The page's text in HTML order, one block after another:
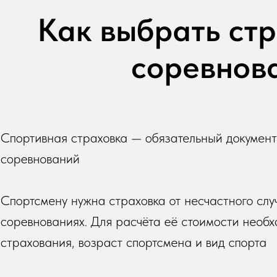
Как выбрать
Спортивная страховка — обязательный
соревнований
Спортсмену нужна страховка от несчастного
соревнованиях. Для расчёта её стоимости
страхования, возраст спортсмена и вид спорта